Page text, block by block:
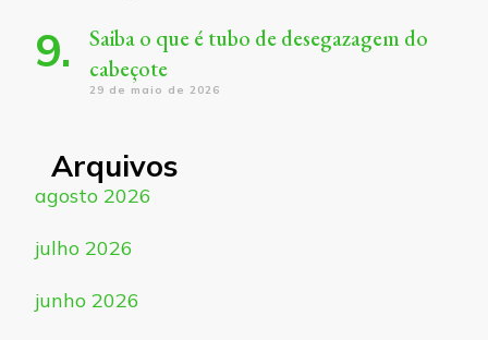
Saiba o que é tubo de desegazagem do
cabeçote
29 de maio de 2026
Arquivos
agosto 2026
julho 2026
junho 2026